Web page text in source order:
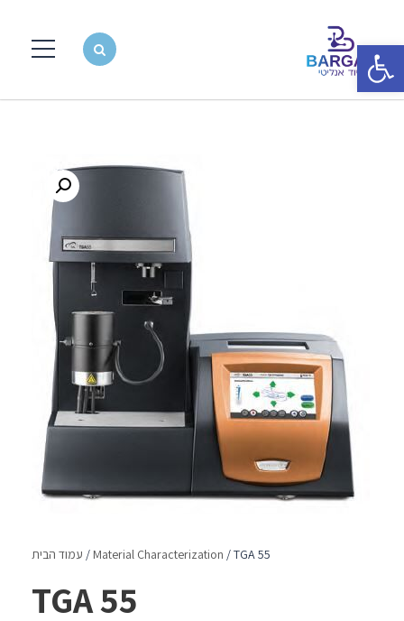
פתח סרגל נגישות
עמוד הבית / Material Characterization / TGA 55
TGA 55